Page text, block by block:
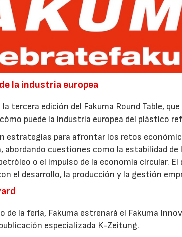
la industria europea
tercera edición del Fakuma Round Table,
puede la industria europea del plástico
estrategias para afrontar los retos
cuestiones como la estabilidad de
o el impulso de la economía circular.
el desarrollo, la producción y la gestión
de la feria, Fakuma estrenará el Fakuma
especializada K-Zeitung.